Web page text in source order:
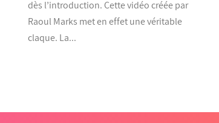
dès l’introduction. Cette vidéo créée par
Raoul Marks met en effet une véritable
claque. La...